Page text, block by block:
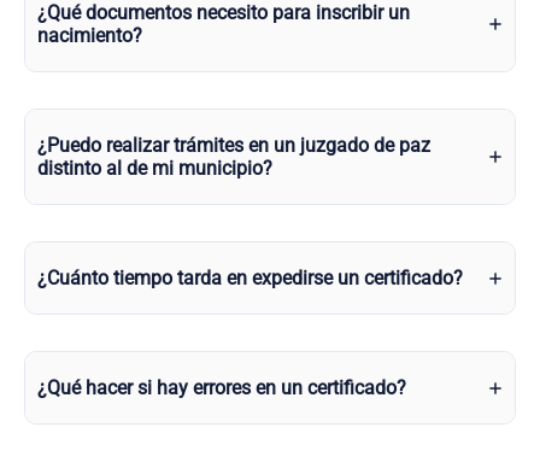
¿Qué documentos necesito para inscribir un
nacimiento?
¿Puedo realizar trámites en un juzgado de paz
distinto al de mi municipio?
¿Cuánto tiempo tarda en expedirse un certificado?
¿Qué hacer si hay errores en un certificado?